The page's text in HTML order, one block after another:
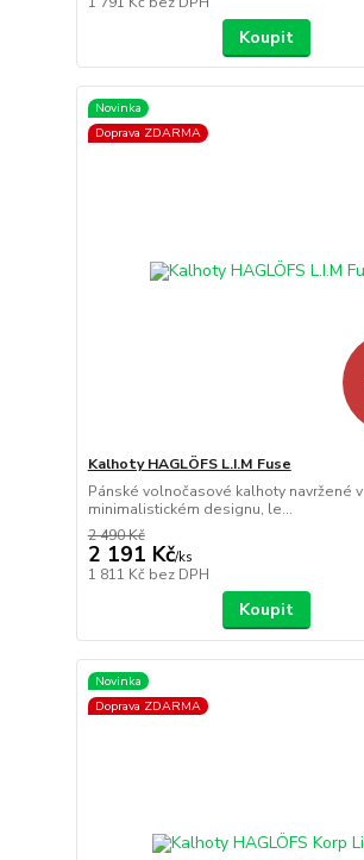
Koupit
Novinka
Doprava ZDARMA
Kalhoty HAGLÖFS L.I.M Fuse
Pánské volnočasové kalhoty navržené v
minimalistickém designu, le...
2 490 Kč
2 191 Kč/ks
1 811 Kč bez DPH
Koupit
Novinka
Doprava ZDARMA